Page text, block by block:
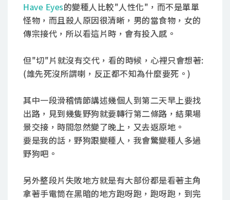
Have Eyes的變種人比較"人性化"，而不是單單
怪物，而且殺人原因很清晰，男的當食物，女的
傳宗接代，所以看這片時，會有投入感。
但"切"片就沒有交代，看的時候，心裡只會想著:
(誰先死沒所謂喇，反正都不知為什麼要死。)
其中一段滑稽情節講述幾個人到第二天早上要找
出路，見到幾隻野狗就要轉行第二條路，結果場
景交接，時間忽然變了晚上，又去返原地。
要是我的話，野狗跟變種人，我會驚變種人多過
野狗吧。
另外整段片失敗地方就是有大部份都是看著主角
拿著手電筒在黑暗的地方跑呀跑，跑呀跑，到完